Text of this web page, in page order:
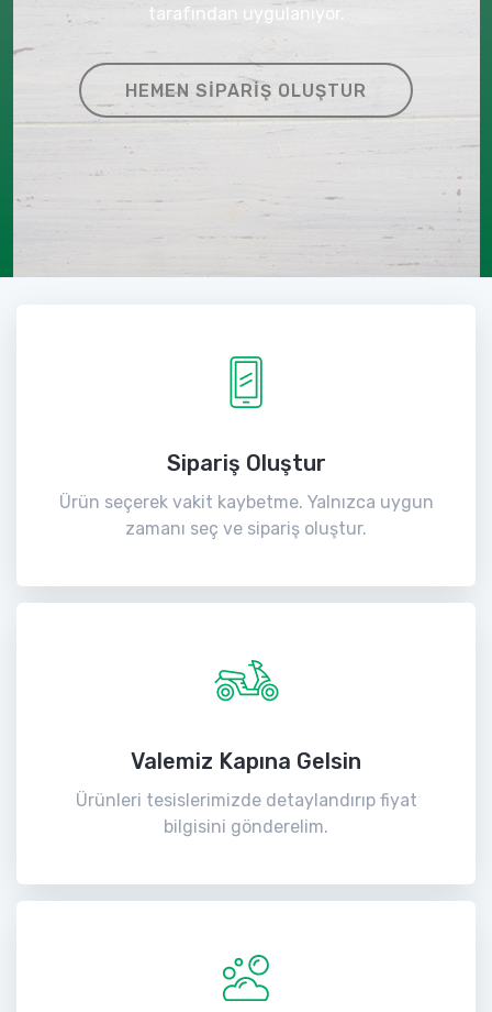
tarafından uygulanıyor.
HEMEN SIPARIŞ OLUŞTUR
Sipariş Oluştur
Ürün seçerek vakit kaybetme. Yalnızca uygun
zamanı seç ve sipariş oluştur.
Valemiz Kapına Gelsin
Ürünleri tesislerimizde detaylandırıp fiyat
bilgisini gönderelim.